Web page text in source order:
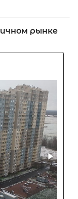
%
60 70 80
20 25
рынке